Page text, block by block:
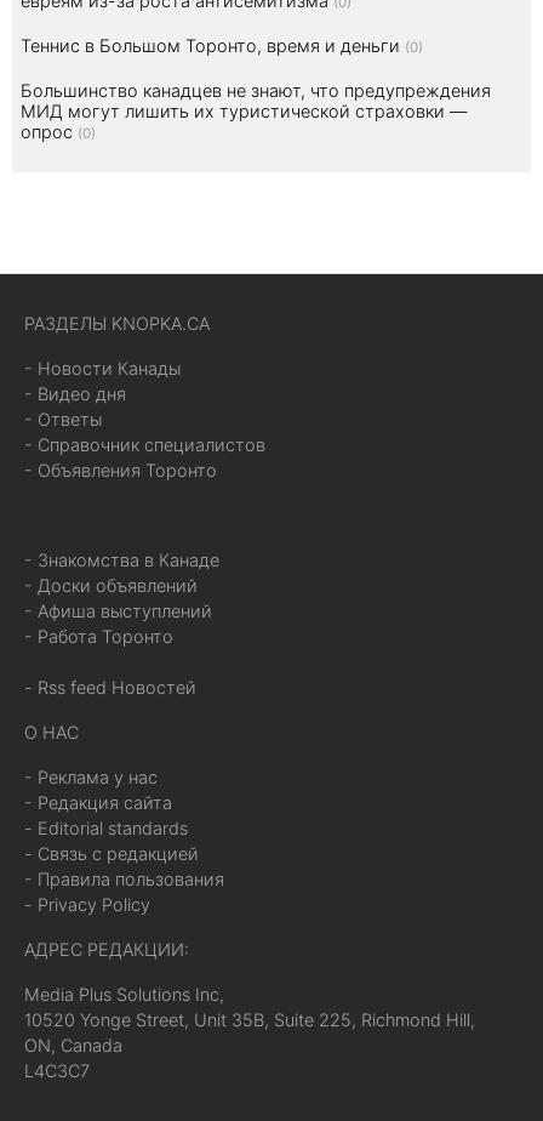
Теннис в Большом Торонто, время и деньги (0)
Большинство канадцев не знают, что предупреждения
МИД могут лишить их туристической страховки —
опрос (0)
РАЗДЕЛЫ KNOPKA.CA
- Новости Канады
- Видео дня
- Ответы
- Справочник специалистов
- Объявления Торонто
- Знакомства в Канаде
- Доски объявлений
- Афиша выступлений
- Работа Торонто
- Rss feed Новостей
О НАС
- Реклама у нас
- Редакция сайта
- Editorial standards
- Связь с редакцией
- Правила пользования
- Privacy Policy
АДРЕС РЕДАКЦИИ:
Media Plus Solutions Inc,
10520 Yonge Street, Unit 35B, Suite 225, Richmond Hill,
ON, Canada
L4C3C7